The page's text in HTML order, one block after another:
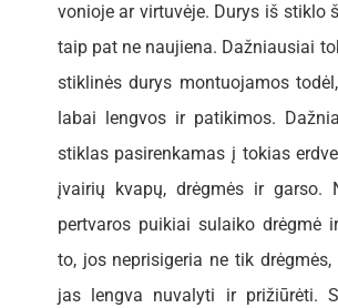
vonioje ar virtuvėje. Durys iš stiklo
taip pat ne naujiena. Dažniausiai
stiklinės durys montuojamos
labai lengvos ir patikimos.
stiklas pasirenkamas į tokias
įvairių kvapų, drėgmės ir garso.
pertvaros puikiai sulaiko drėgmė
to, jos neprisigeria ne tik
jas lengva nuvalyti ir prižiūrėti.